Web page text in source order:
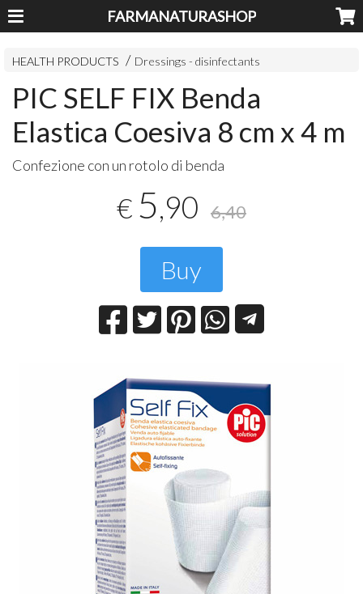
FARMANATURASHOP
HEALTH PRODUCTS Dressings - disinfectants
PIC SELF FIX Benda
Elastica Coesiva 8 cm x 4 m
Confezione con un rotolo di benda
€ 5,90 6,40
Buy